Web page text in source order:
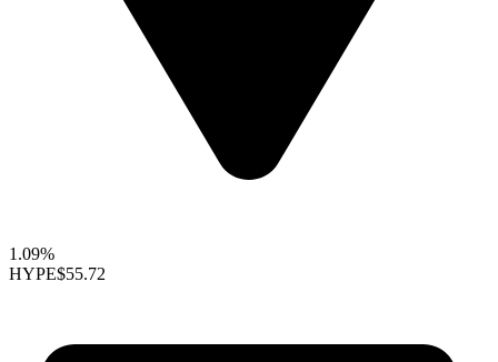
1.09%
HYPE$55.72